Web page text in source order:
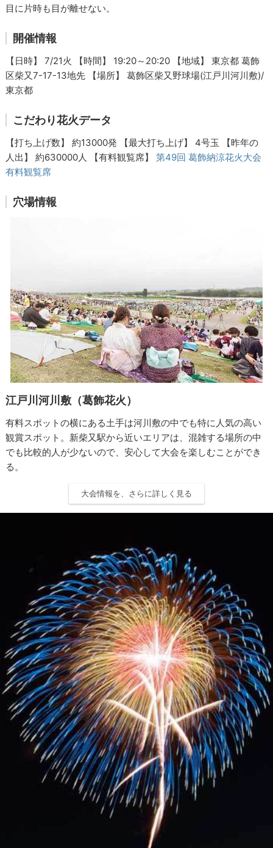
目に片時も目が離せない。
開催情報
【日時】 7/21火 【時間】 19:20～20:20 【地域】 東京都 葛飾
区柴又7-17-13地先 【場所】 葛飾区柴又野球場(江戸川河川敷)/
東京都
こだわり花火データ
【打ち上げ数】 約13000発 【最大打ち上げ】 4号玉 【昨年の
人出】 約630000人 【有料観覧席】第49回 葛飾納涼花火大会
有料観覧席
穴場情報
江戸川河川敷（葛飾花火）
有料スポットの横にある土手は河川敷の中でも特に人気の高い
観賞スポット。新柴又駅から近いエリアは、混雑する場所の中
でも比較的人が少ないので、安心して大会を楽しむことができ
る。
大会情報を、さらに詳しく見る